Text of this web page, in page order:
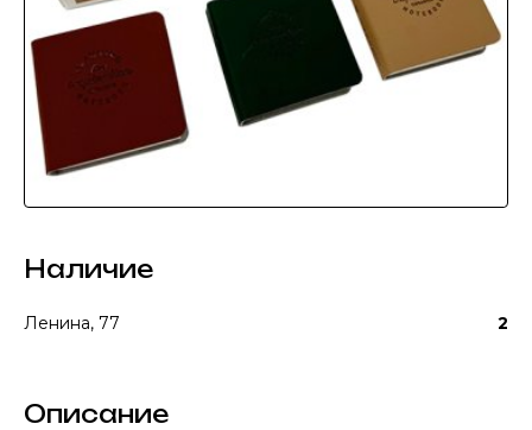
Наличие
Ленина, 77 2
Описание